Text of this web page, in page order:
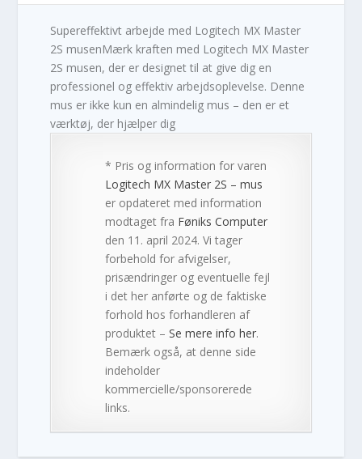
Supereffektivt arbejde med Logitech MX Master
2S musenMærk kraften med Logitech MX Master
2S musen, der er designet til at give dig en
professionel og effektiv arbejdsoplevelse. Denne
mus er ikke kun en almindelig mus – den er et
værktøj, der hjælper dig
* Pris og information for varen
Logitech MX Master 2S – mus
er opdateret med information
modtaget fra Føniks Computer
den 11. april 2024. Vi tager
forbehold for afvigelser,
prisændringer og eventuelle fejl
i det her anførte og de faktiske
forhold hos forhandleren af
produktet –Se mere info her.
Bemærk også, at denne side
indeholder
kommercielle/sponsorerede
links.